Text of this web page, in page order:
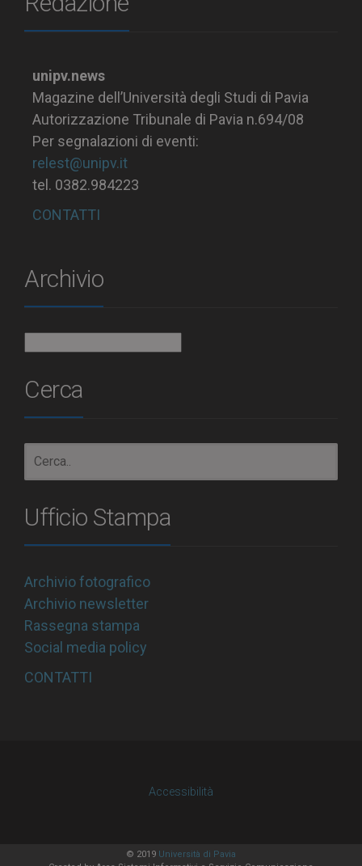
unipv.news
Magazine dell’Università degli Studi di Pavia
Autorizzazione Tribunale di Pavia n.694/08
Per segnalazioni di eventi:
relest@unipv.it
tel. 0382.984223
CONTATTI
Archivio
Cerca
Ufficio Stampa
Archivio fotografico
Archivio newsletter
Rassegna stampa
Social media policy
CONTATTI
Accessibilità
© 2019 Università di Pavia